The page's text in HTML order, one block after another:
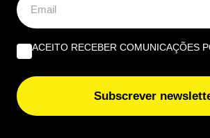
ACEITO RECEBER COMUNICAÇÕES
Subscrever